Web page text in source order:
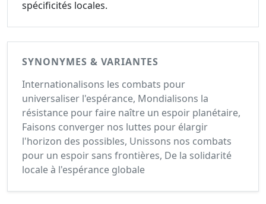
spécificités locales.
SYNONYMES & VARIANTES
Internationalisons les combats pour
universaliser l'espérance, Mondialisons la
résistance pour faire naître un espoir planétaire,
Faisons converger nos luttes pour élargir
l'horizon des possibles, Unissons nos combats
pour un espoir sans frontières, De la solidarité
locale à l'espérance globale